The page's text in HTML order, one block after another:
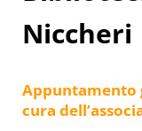
Niccheri
Appuntamento
cura